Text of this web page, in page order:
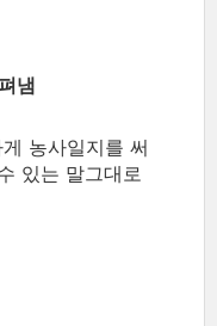
냄
농사일지를 써
있는 말그대로